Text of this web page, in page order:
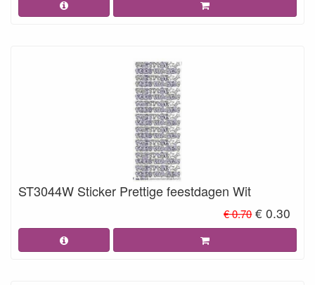
ST3044W Sticker Prettige feestdagen Wit
€ 0.70 € 0.30